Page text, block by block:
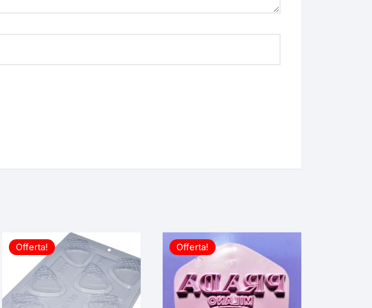
Offerta! Offerta!